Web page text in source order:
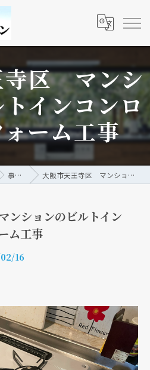
寺区 マンシ
インコンロ
ーム工事
事例/ブログ 大阪市天王寺区 マンションのビルトインコンロ取替リフォーム工事
ションのビルトイン
ム工事
16